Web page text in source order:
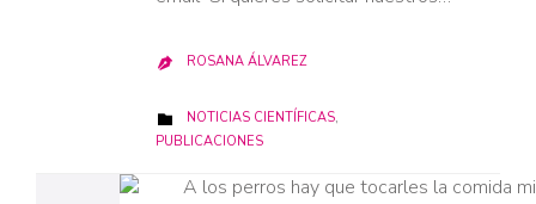
 ROSANA ÁLVAREZ
 CATEGORY
NOTICIAS CIENTÍFICAS,
PUBLICACIONES